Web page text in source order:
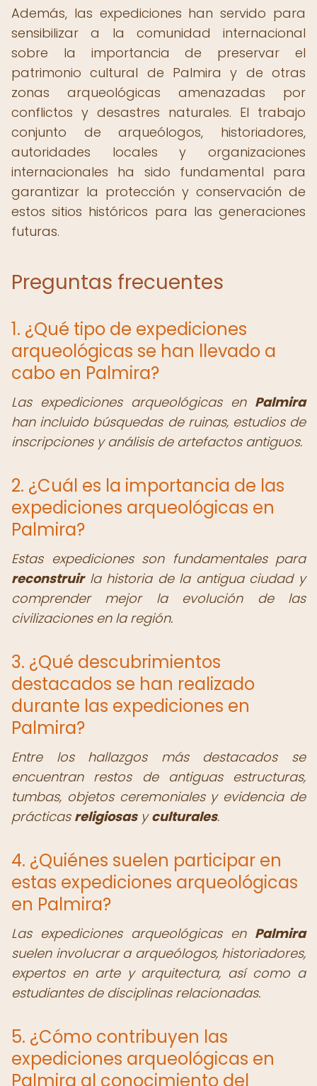
Además, las expediciones han servido para
sensibilizar a la comunidad internacional
sobre la importancia de preservar el
patrimonio cultural de Palmira y de otras
zonas arqueológicas amenazadas por
conflictos y desastres naturales. El trabajo
conjunto de arqueólogos, historiadores,
autoridades locales y organizaciones
internacionales ha sido fundamental para
garantizar la protección y conservación de
estos sitios históricos para las generaciones
futuras.
Preguntas frecuentes
1. ¿Qué tipo de expediciones
arqueológicas se han llevado a
cabo en Palmira?
Las expediciones arqueológicas en Palmira
han incluido búsquedas de ruinas, estudios de
inscripciones y análisis de artefactos antiguos.
2. ¿Cuál es la importancia de las
expediciones arqueológicas en
Palmira?
Estas expediciones son fundamentales para
reconstruirla historia de la antigua ciudad y
comprender mejor la evolución de las
civilizaciones en la región.
3. ¿Qué descubrimientos
destacados se han realizado
durante las expediciones en
Palmira?
Entre los hallazgos más destacados se
encuentran restos de antiguas estructuras,
tumbas, objetos ceremoniales y evidencia de
prácticas religiosasyculturales.
4. ¿Quiénes suelen participar en
estas expediciones arqueológicas
en Palmira?
Las expediciones arqueológicas en Palmira
suelen involucrar a arqueólogos, historiadores,
expertos en arte y arquitectura, así como a
estudiantes de disciplinas relacionadas.
5. ¿Cómo contribuyen las
expediciones arqueológicas en
Palmira al conocimiento del